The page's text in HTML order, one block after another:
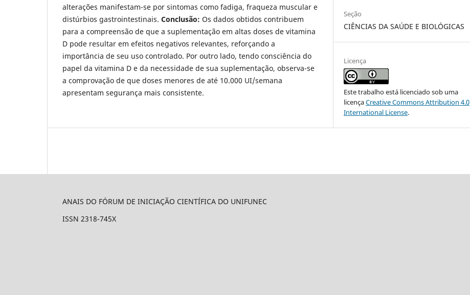
alterações manifestam-se por sintomas como fadiga, fraqueza muscular e
distúrbios gastrointestinais. Conclusão: Os dados obtidos contribuem
para a compreensão de que a suplementação em altas doses de vitamina
D pode resultar em efeitos negativos relevantes, reforçando a
importância de seu uso controlado. Por outro lado, tendo consciência do
papel da vitamina D e da necessidade de sua suplementação, observa-se
a comprovação de que doses menores de até 10.000 UI/semana
apresentam segurança mais consistente.
Seção
CIÊNCIAS DA SAÚDE E BIOLÓGICAS
Licença
Este trabalho está licenciado sob uma
licençaCreative Commons Attribution 4.0
International License.
ANAIS DO FÓRUM DE INICIAÇÃO CIENTÍFICA DO UNIFUNEC
ISSN 2318-745X